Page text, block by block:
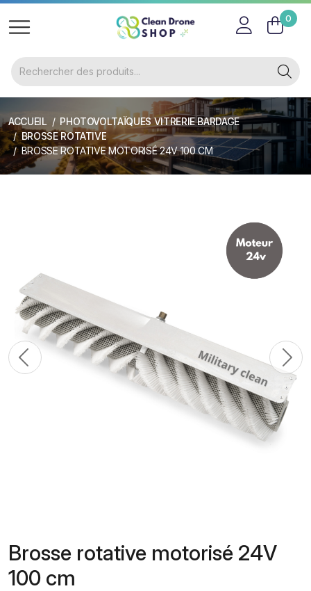
0
ACCUEIL
PHOTOVOLTAÏQUES VITRERIE BARDAGE
BROSSE ROTATIVE
BROSSE ROTATIVE MOTORISÉ 24V 100 CM
Previous
Brosse rotative motorisé 24V
100 cm